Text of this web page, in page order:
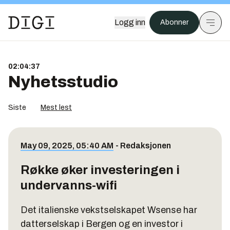
Logg inn Abonner
02:04:37
Nyhetsstudio
Siste Mest lest
May 09, 2025, 05:40 AM - Redaksjonen
Røkke øker investeringen i
undervanns-wifi
Det italienske vekstselskapet Wsense har
datterselskap i Bergen og en investor i